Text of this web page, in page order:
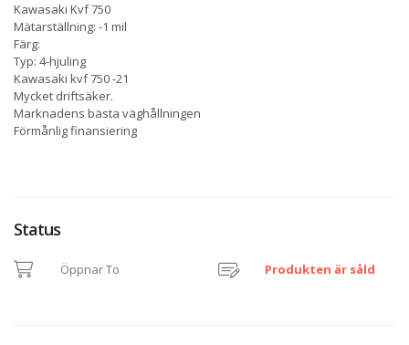
Kawasaki Kvf 750
Mätarställning: -1 mil
Färg:
Typ: 4-hjuling
Kawasaki kvf 750 -21
Mycket driftsäker.
Marknadens bästa väghållningen
Förmånlig finansiering
Status
Öppnar To Produkten är såld